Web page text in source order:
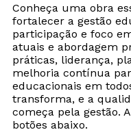
Conheça uma obra
fortalecer a gestão
participação e foco
atuais e abordagem
práticas, liderança,
melhoria contínua
educacionais em
transforma, e a
começa pela gestão.
botões abaixo.